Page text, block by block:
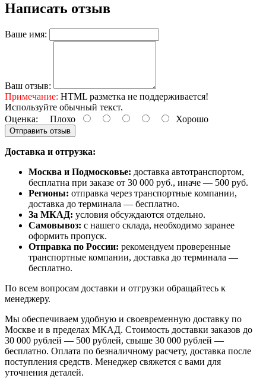
Написать отзыв
Ваше имя:
Ваш отзыв:
Примечание: HTML разметка не поддерживается!
Используйте обычный текст.
Оценка: Плохо Хорошо
Отправить отзыв
Доставка и отгрузка:
Москва и Подмосковье: доставка автотранспортом,
бесплатна при заказе от 30 000 руб., иначе — 500 руб.
Регионы: отправка через транспортные компании,
доставка до терминала — бесплатно.
За МКАД: условия обсуждаются отдельно.
Самовывоз: с нашего склада, необходимо заранее
оформить пропуск.
Отправка по России: рекомендуем проверенные
транспортные компании, доставка до терминала —
бесплатно.
По всем вопросам доставки и отгрузки обращайтесь к
менеджеру.
Мы обеспечиваем удобную и своевременную доставку по
Москве и в пределах МКАД. Стоимость доставки заказов до
30 000 рублей — 500 рублей, свыше 30 000 рублей —
бесплатно. Оплата по безналичному расчету, доставка после
поступления средств. Менеджер свяжется с вами для
уточнения деталей.